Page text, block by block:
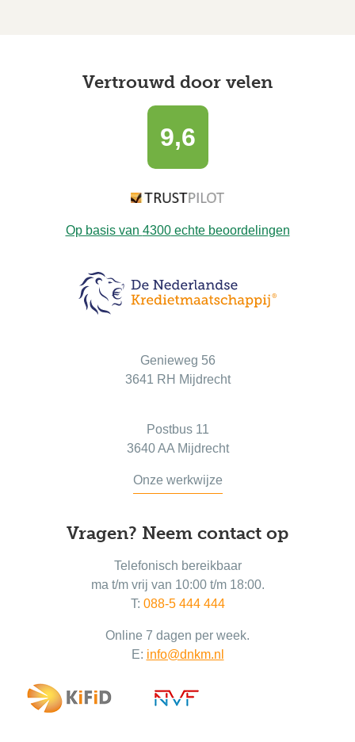
Vertrouwd door velen
9,6
Op basis van 4300echte beoordelingen
Genieweg 56
3641 RH Mijdrecht
Postbus 11
3640 AA Mijdrecht
Onze werkwijze
Vragen? Neem contact op
Telefonisch bereikbaar
ma t/m vrij van 10:00 t/m 18:00.
T: 088-5 444 444
Online 7 dagen per week.
E: info@dnkm.nl